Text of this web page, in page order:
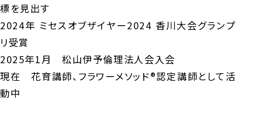
標を見出す
2024年 ミセスオブザイヤー2024 香川大会グランプ
リ受賞
2025年1月 松山伊予倫理法人会入会
現在 花育講師、フラワーメソッド®認定講師として活
動中